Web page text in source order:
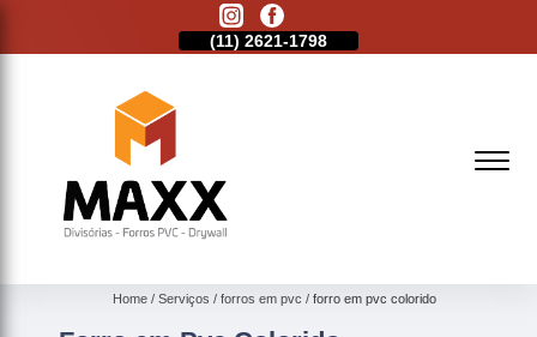
(11) 2621-1798
Home Serviços forros em pvc forro em pvc colorido